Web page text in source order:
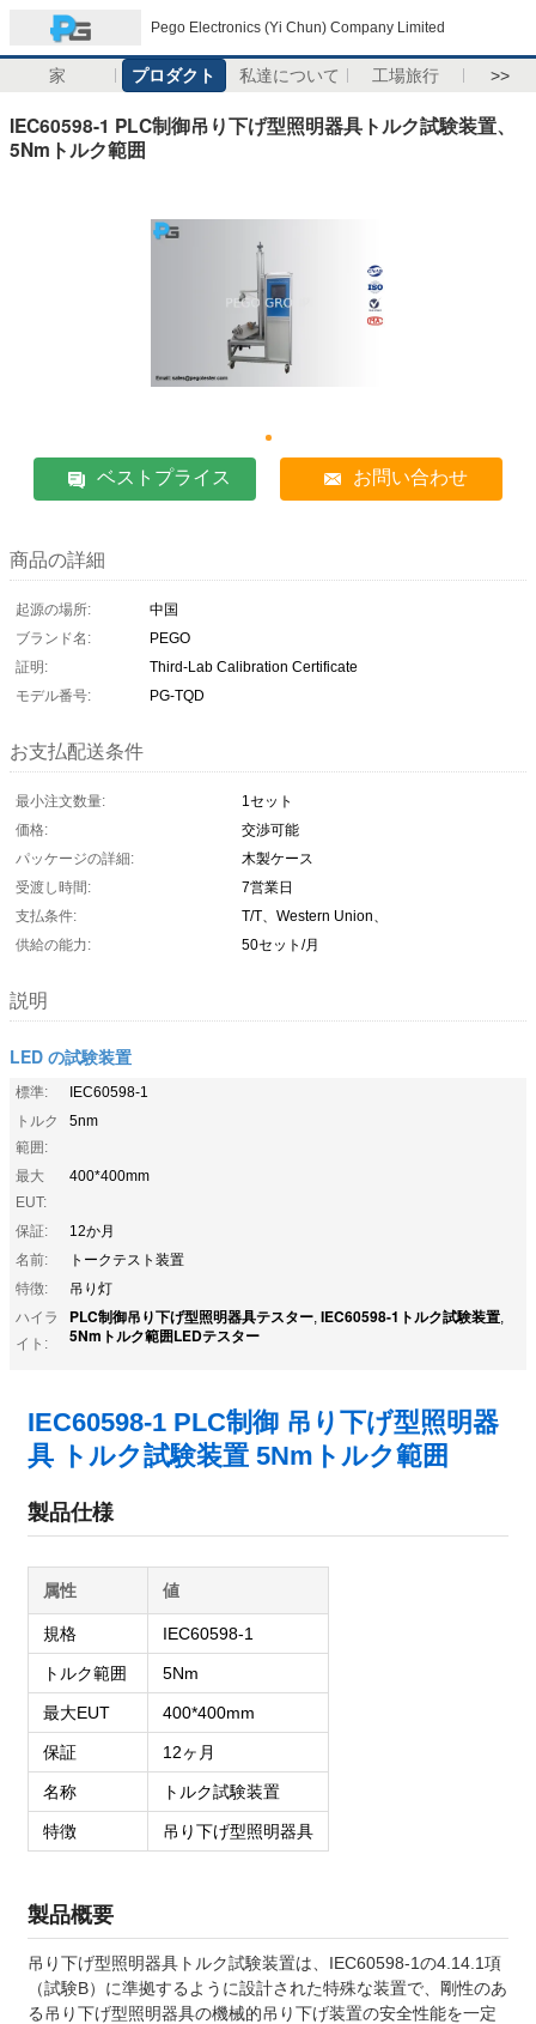
Pego Electronics (Yi Chun) Company Limited
家 プロダクト 私達について 工場旅行 >>
IEC60598-1 PLC制御吊り下げ型照明器具トルク試験装置、
5Nmトルク範囲
ベストプライス お問い合わせ
商品の詳細
起源の場所:
中国
ブランド名:
PEGO
証明:
Third-Lab Calibration Certificate
モデル番号:
PG-TQD
お支払配送条件
最小注文数量:
1セット
価格:
交渉可能
パッケージの詳細:
木製ケース
受渡し時間:
7営業日
支払条件:
T/T、Western Union、
供給の能力:
50セット/月
説明
LED の試験装置
標準:
IEC60598-1
トルク
範囲:
5nm
最大
EUT:
400*400mm
保証:
12か月
名前:
トークテスト装置
特徴:
吊り灯
ハイラ
イト:
PLC制御吊り下げ型照明器具テスター, IEC60598-1トルク試験装置,
5Nmトルク範囲LEDテスター
IEC60598-1 PLC制御 吊り下げ型照明器
具 トルク試験装置 5Nmトルク範囲
製品仕様
属性 値
規格 IEC60598-1
トルク範囲 5Nm
最大EUT 400*400mm
保証 12ヶ月
名称 トルク試験装置
特徴 吊り下げ型照明器具
製品概要
吊り下げ型照明器具トルク試験装置は、IEC60598-1の4.14.1項
（試験B）に準拠するように設計された特殊な装置で、剛性のあ
る吊り下げ型照明器具の機械的吊り下げ装置の安全性能を一定